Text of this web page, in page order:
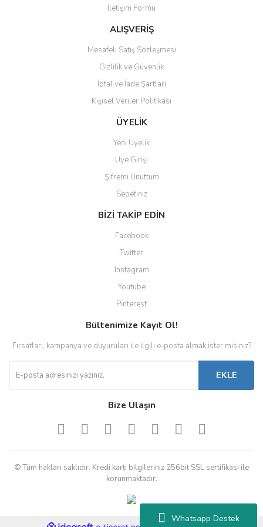
Whatsapp Destek
Ürün fiyatı diğer sitelerden daha pahalı.
Bu ürüne benzer farklı alternatifler olmalı.
Gönder
İletişim Formu
ALIŞVERİŞ
Mesafeli Satış Sözleşmesi
Gizlilik ve Güvenlik
İptal ve İade Şartları
Kişisel Veriler Politikası
ÜYELİK
Yeni Üyelik
Üye Girişi
Şifremi Unuttum
Sepetiniz
BİZİ TAKİP EDİN
Facebook
Twitter
Instagram
Youtube
Pinterest
Bültenimize Kayıt Ol!
Fırsatları, kampanya ve duyuruları ile ilgili e-posta almak ister misiniz?
EKLE
Bize Ulaşın
© Tüm hakları saklıdır. Kredi kartı bilgileriniz 256bit SSL sertifikası ile
korunmaktadır.